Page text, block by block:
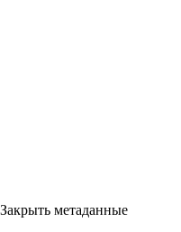
Закрыть метаданные